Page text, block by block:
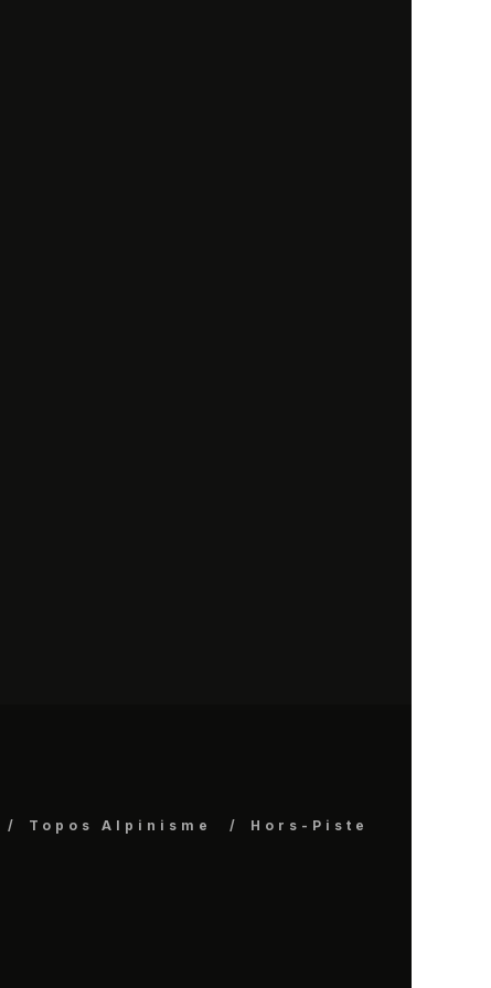
Topos Alpinisme
Hors-Piste